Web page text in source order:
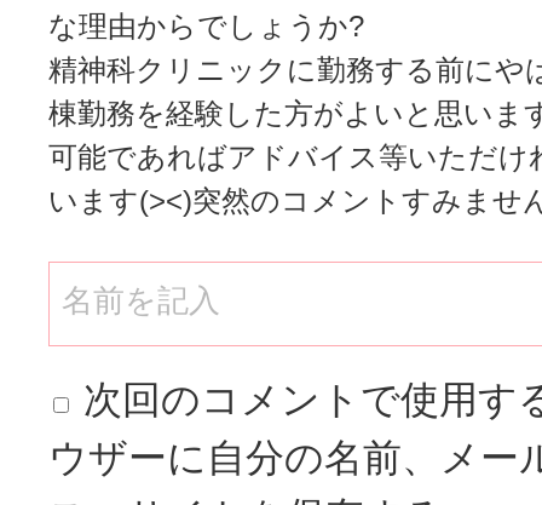
な理由からでしょうか?
精神科クリニックに勤務する前にや
棟勤務を経験した方がよいと思いま
可能であればアドバイス等いただけ
います(><)突然のコメントすみませ
次回のコメントで使用す
ウザーに自分の名前、メー